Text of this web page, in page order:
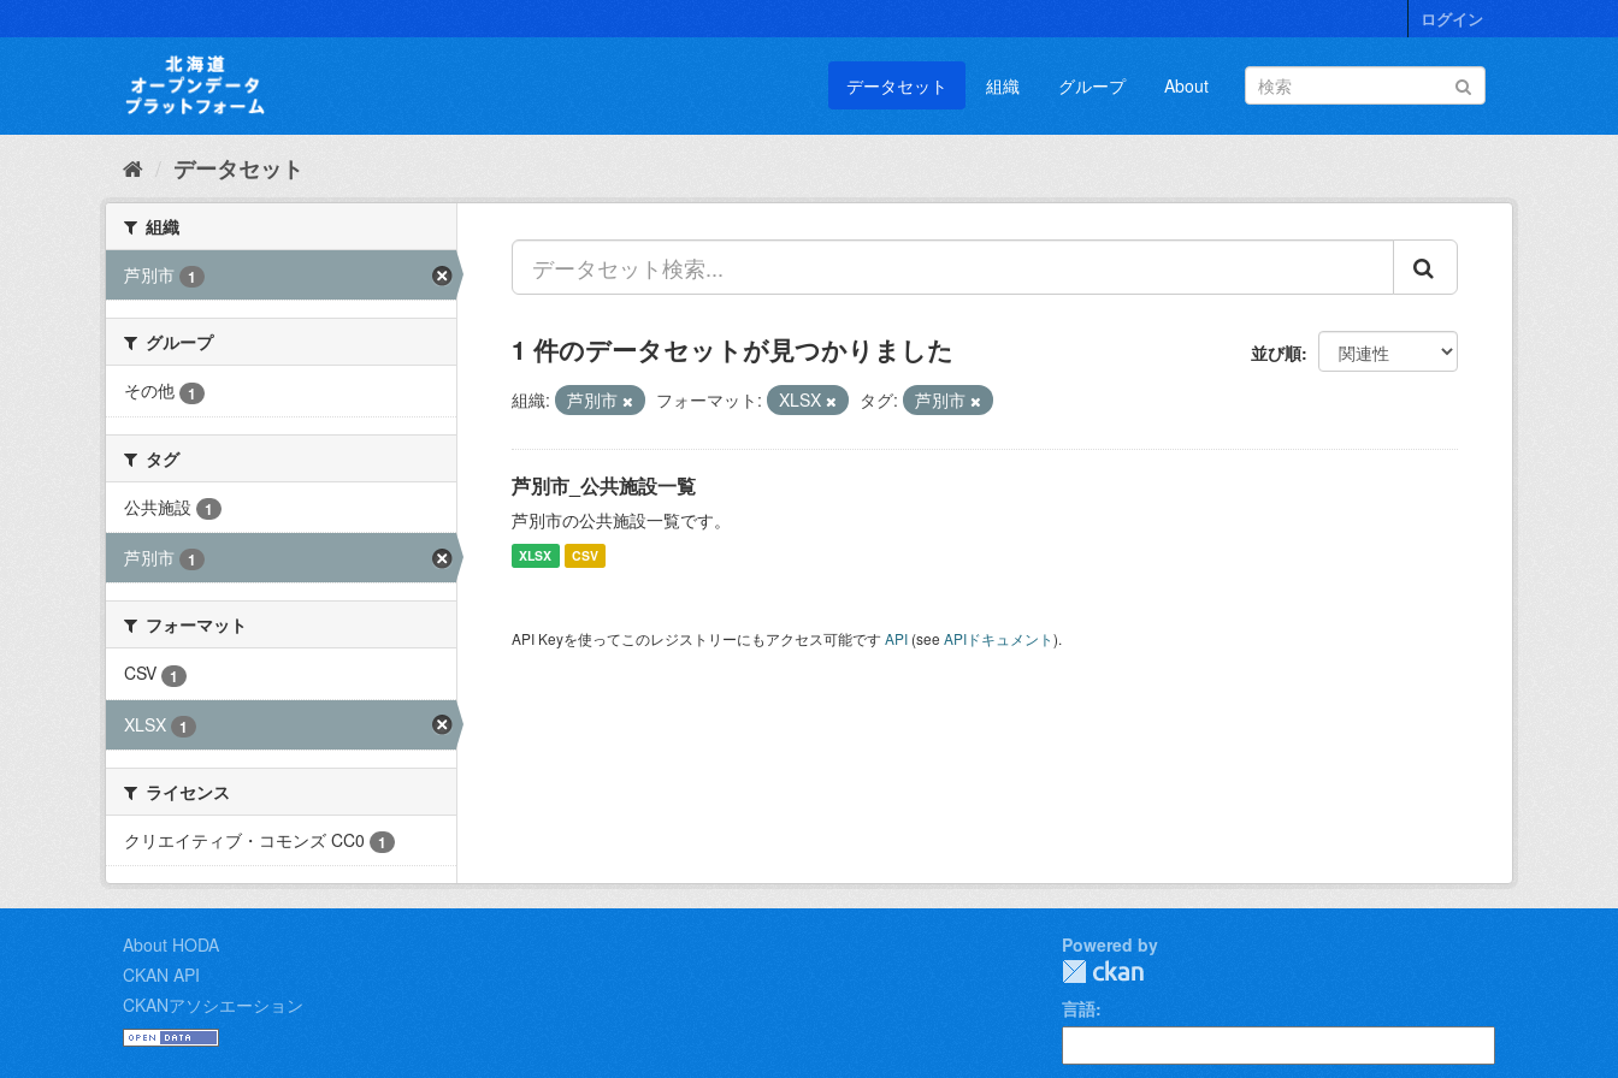
キ
て
ログイン
データセット 組織 グループ About
データセット
組織
芦別市
1
グループ
その他
1
タグ
公共施設
1
芦別市 1
フォーマット
CSV
1
XLSX 1
ライセンス
クリエイティブ・コモンズ CC0
1
並び順
1 件のデータセットが見つかりました
組織: 芦別市 フォーマット: XLSX タグ: 芦別市
芦別市_公共施設一覧
芦別市の公共施設一覧です。
XLSX CSV
API Keyを使ってこのレジストリーにもアクセス可能ですAPI (see APIドキュメント).
About HODA
CKAN API
CKANアソシエーション
Powered by
言語